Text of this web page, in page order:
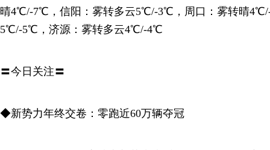
晴4℃/-7℃，信阳：雾转多云5℃/-3℃，周口：雾转晴
5℃/-5℃，济源：雾转多云4℃/-4℃
〓今日关注〓
◆新势力年终交卷：零跑近60万辆夺冠